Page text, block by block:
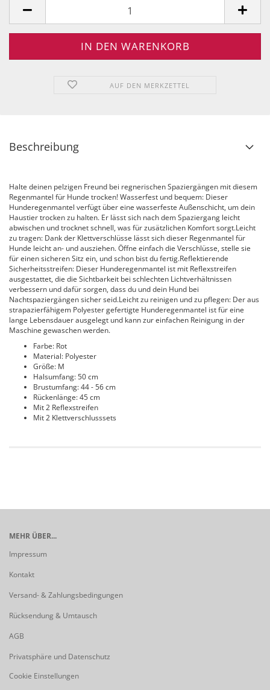
AUF DEN MERKZETTEL
Beschreibung
Halte deinen pelzigen Freund bei regnerischen Spaziergängen mit diesem
Regenmantel für Hunde trocken! Wasserfest und bequem: Dieser
Hunderegenmantel verfügt über eine wasserfeste Außenschicht, um dein
Haustier trocken zu halten. Er lässt sich nach dem Spaziergang leicht
abwischen und trocknet schnell, was für zusätzlichen Komfort sorgt.Leicht
zu tragen: Dank der Klettverschlüsse lässt sich dieser Regenmantel für
Hunde leicht an- und ausziehen. Öffne einfach die Verschlüsse, stelle sie
für einen sicheren Sitz ein, und schon bist du fertig.Reflektierende
Sicherheitsstreifen: Dieser Hunderegenmantel ist mit Reflexstreifen
ausgestattet, die die Sichtbarkeit bei schlechten Lichtverhältnissen
verbessern und dafür sorgen, dass du und dein Hund bei
Nachtspaziergängen sicher seid.Leicht zu reinigen und zu pflegen: Der aus
strapazierfähigem Polyester gefertigte Hunderegenmantel ist für eine
lange Lebensdauer ausgelegt und kann zur einfachen Reinigung in der
Maschine gewaschen werden.
Farbe: Rot
Material: Polyester
Größe: M
Halsumfang: 50 cm
Brustumfang: 44 - 56 cm
Rückenlänge: 45 cm
Mit 2 Reflexstreifen
Mit 2 Klettverschlusssets
MEHR ÜBER...
Impressum
Kontakt
Versand- & Zahlungsbedingungen
Rücksendung & Umtausch
AGB
Privatsphäre und Datenschutz
Cookie Einstellungen